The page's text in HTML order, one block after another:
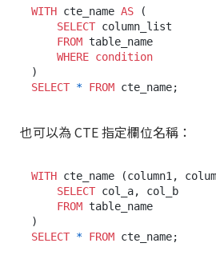
WITH cte_name AS (
SELECT column_list
FROM table_name
WHERE condition
SELECT * FROM
也可以為 CTE 指定欄位名稱：
WITH cte_name (column1,
SELECT col_a, col_b
FROM table_name
SELECT * FROM